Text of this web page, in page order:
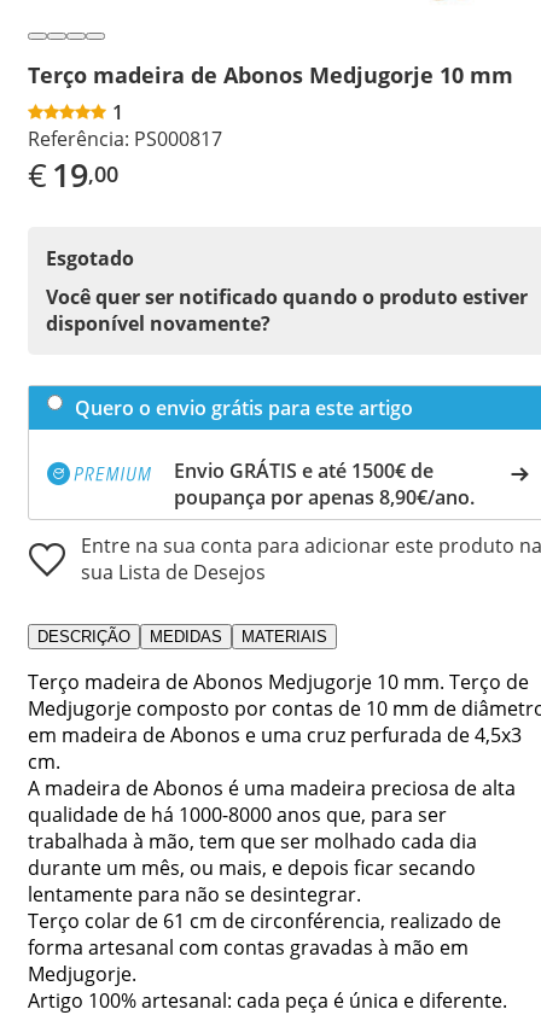
Terço madeira de Abonos Medjugorje 10 mm
1
Referência: PS000817
€19,00
Esgotado
Você quer ser notificado quando o produto estiver
disponível novamente?
Quero o envio grátis para este artigo
Envio GRÁTIS e até 1500€ de
poupança por apenas 8,90€/ano.
Entre na sua conta para adicionar este produto na
sua Lista de Desejos
DESCRIÇÃO MEDIDAS MATERIAIS
Terço madeira de Abonos Medjugorje 10 mm. Terço de
Medjugorje composto por contas de 10 mm de
em madeira de Abonos e uma cruz perfurada de 4,5x3
cm.
A madeira de Abonos é uma madeira preciosa de alta
qualidade de há 1000-8000 anos que, para ser
trabalhada à mão, tem que ser molhado cada dia
durante um mês, ou mais, e depois ficar secando
lentamente para não se desintegrar.
Terço colar de 61 cm de circonférencia, realizado de
forma artesanal com contas gravadas à mão em
Medjugorje.
Artigo 100% artesanal: cada peça é única e diferente.